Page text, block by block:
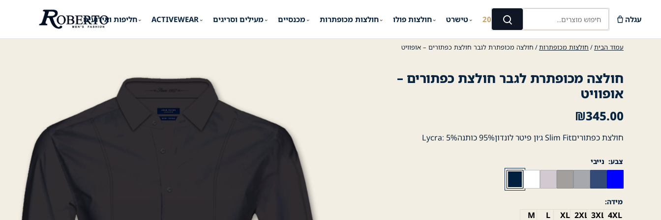
חליפות ואירועים⌄ ACTIVEWEAR ⌄ מעילים וסריגים⌄ מכנסיים⌄ חולצות מכופתרות⌄ חולצות פולו⌄ טישרט⌄ קיץ 2026 חיפוש מוצרים...
חיפוש עגלה
עמוד הבית/ חולצות מכופתרות/ חולצה מכופתרת לגבר חולצת כפתורים – אופוויט
חולצה מכופתרת לגבר חולצת כפתורים –
אופוויט
₪345.00
חולצת כפתוריםSlim Fit ג׳ון פיטר לונדון95% כותנה5% :Lycra
צבע נייבי
מידה
M L XL 2XL 3XL 4XL